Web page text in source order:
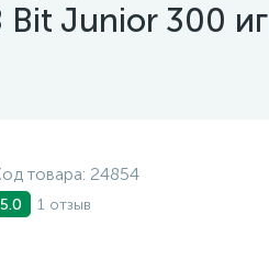
Bit Junior 300
товара: 24854
5.0 1 отзыв